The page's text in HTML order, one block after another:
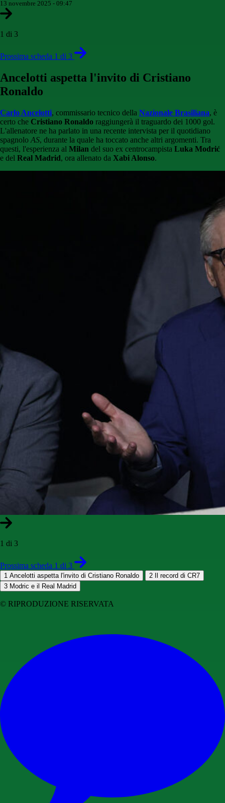
13 novembre 2025 - 09:47
1 di 3
Prossima scheda 1 di 3
Ancelotti aspetta l'invito di Cristiano
Ronaldo
Carlo Ancelotti, commissario tecnico della Nazionale Brasiliana, è
certo che Cristiano Ronaldo raggiungerà il traguardo dei 1000 gol.
L'allenatore ne ha parlato in una recente intervista per il quotidiano
spagnolo AS, durante la quale ha toccato anche altri argomenti. Tra
questi, l'esperienza al Milan del suo ex centrocampista Luka Modrić
e del Real Madrid, ora allenato da Xabi Alonso.
1 di 3
Prossima scheda 1 di 3
1 Ancelotti aspetta l'invito di Cristiano Ronaldo 2 Il record di CR7
3 Modric e il Real Madrid
© RIPRODUZIONE RISERVATA